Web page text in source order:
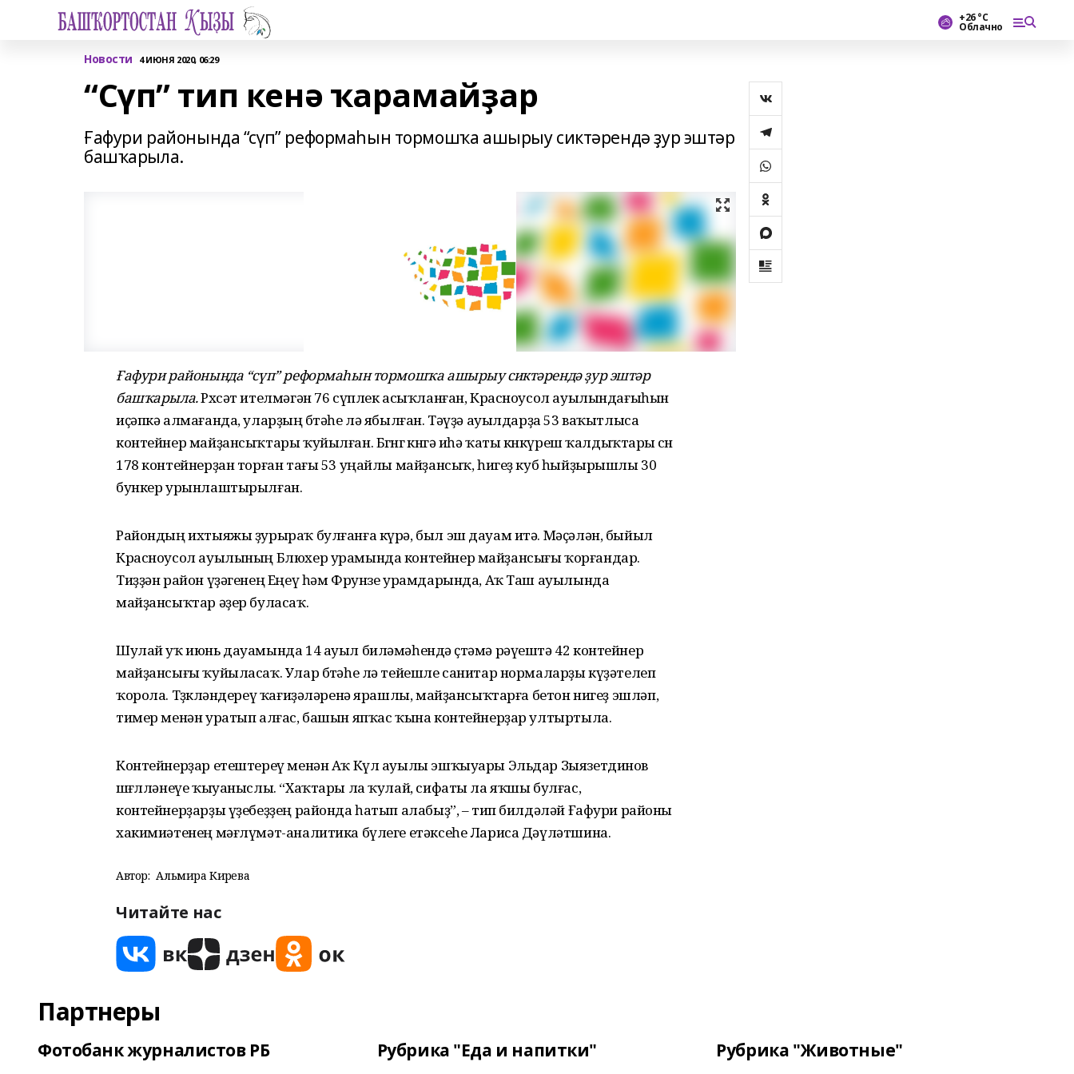
+26 °С
Облачно
Новости 4 ИЮНЯ 2020, 06:29
“Сүп” тип кенә ҡарамайҙар
Ғафури районында “сүп” реформаһын тормошҡа ашырыу сиктәрендә ҙур эштәр
башҡарыла.
Ғафури районында “сүп” реформаһын тормошҡа ашырыу сиктәрендә ҙур эштәр
башҡарыла.Рөхсәт ителмәгән 76 сүплек асыҡланған, Красноусол ауылындағыһын
иҫәпкә алмағанда, уларҙың бөтәһе лә ябылған. Тәүҙә ауылдарҙа 53 ваҡытлыса
контейнер майҙансыҡтары ҡуйылған. Бөгөнгө көнгә иһә ҡаты көнкүреш ҡалдыҡтары өсөн
178 контейнерҙан торған тағы 53 уңайлы майҙансыҡ, һигеҙ куб һыйҙырышлы 30
бункер урынлаштырылған.
Райондың ихтыяжы ҙурыраҡ булғанға күрә, был эш дауам итә. Мәҫәлән, быйыл
Красноусол ауылының Блюхер урамында контейнер майҙансығы ҡорғандар.
Тиҙҙән район үҙәгенең Еңеү һәм Фрунзе урамдарында, Аҡ Таш ауылында
майҙансыҡтар әҙер буласаҡ.
Шулай уҡ июнь дауамында 14 ауыл биләмәһендә өҫтәмә рәүештә 42 контейнер
майҙансығы ҡуйыласаҡ. Улар бөтәһе лә тейешле санитар нормаларҙы күҙәтелеп
ҡорола. Төҙөкләндереү ҡағиҙәләренә ярашлы, майҙансыҡтарға бетон нигеҙ эшләп,
тимер менән уратып алғас, башын япҡас ҡына контейнерҙар ултыртыла.
Контейнерҙар етештереү менән Аҡ Күл ауылы эшҡыуары Эльдар Зыязетдинов
шөғөлләнеүе ҡыуаныслы. “Хаҡтары ла ҡулай, сифаты ла яҡшы булғас,
контейнерҙарҙы үҙебеҙҙең районда һатып алабыҙ”, – тип билдәләй Ғафури районы
хакимиәтенең мәғлүмәт-аналитика бүлеге етәксеһе Лариса Дәүләтшина.
Автор: Альмира Кирәева
Читайте нас
Партнеры
Фотобанк журналистов РБ Рубрика "Еда и напитки" Рубрика "Животные"